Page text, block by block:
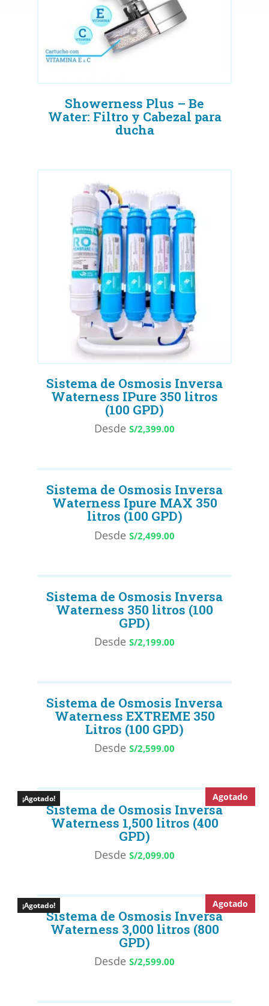
Manual de instalación Waterness
Mi cuenta
Nuestro propósito
Quiénes somos
Visita Bomberos La Molina Nº 96
Showerness Plus – Be
Water: Filtro y Cabezal para
ducha
Sistema de Osmosis Inversa
Waterness IPure 350 litros
(100 GPD)
Desde S/2,399.00
Sistema de Osmosis Inversa
Waterness Ipure MAX 350
litros (100 GPD)
Desde S/2,499.00
Sistema de Osmosis Inversa
Waterness 350 litros (100
GPD)
Desde S/2,199.00
Sistema de Osmosis Inversa
Waterness EXTREME 350
Litros (100 GPD)
Desde S/2,599.00
¡Agotado! Agotado
Sistema de Osmosis Inversa
Waterness 1,500 litros (400
GPD)
Desde S/2,099.00
¡Agotado! Agotado
Sistema de Osmosis Inversa
Waterness 3,000 litros (800
GPD)
Desde S/2,599.00